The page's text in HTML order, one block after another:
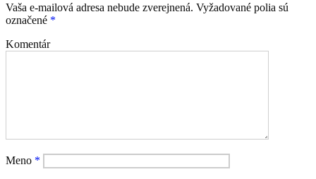
Vaša e-mailová adresa nebude zverejnená. Vyžadované polia sú
označené *
Komentár
Meno *